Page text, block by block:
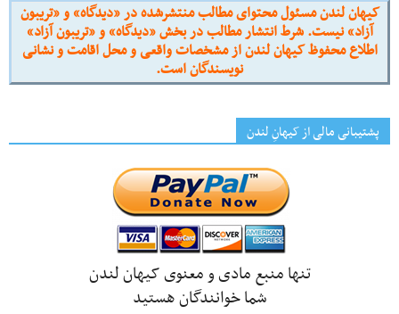
کیهان لندن مسئول محتوای مطالب منتشرشده در «دیدگاه» و «تریبون
آزاد» نیست. شرط انتشار مطالب در بخش «دیدگاه» و «تریبون آزاد»
اطلاع محفوظ کیهان لندن از مشخصات واقعی و محل اقامت و نشانی
نویسندگان است.
پشتیبانی مالی از کیهانِ لندن
تنها منبع مادی و معنوی کیهان لندن
شما خوانندگان هستید